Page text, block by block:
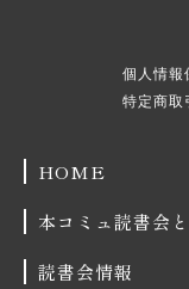
個人情報
特定商取
HOME
本コミュ読書会
読書会情報